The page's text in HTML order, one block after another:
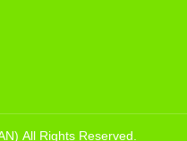
All Rights Reserved.